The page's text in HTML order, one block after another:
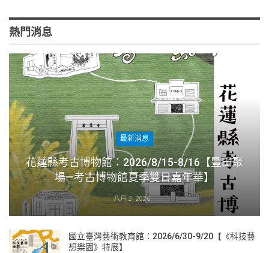
熱門消息
最新消息
花蓮縣考古博物館：2026/8/15-8/16【豐田聚
場—考古博物館夏季雙日嘉年華】
八月 3, 2026
國立臺灣藝術教育館：2026/6/30-9/20【《科技藝
想樂園》特展】